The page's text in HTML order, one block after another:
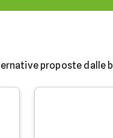
proposte dalle